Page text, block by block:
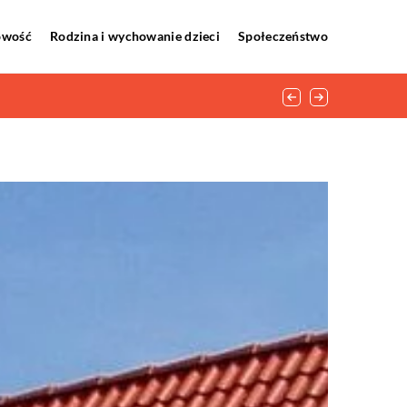
Rodzina i wychowanie dzieci Społeczeństwo